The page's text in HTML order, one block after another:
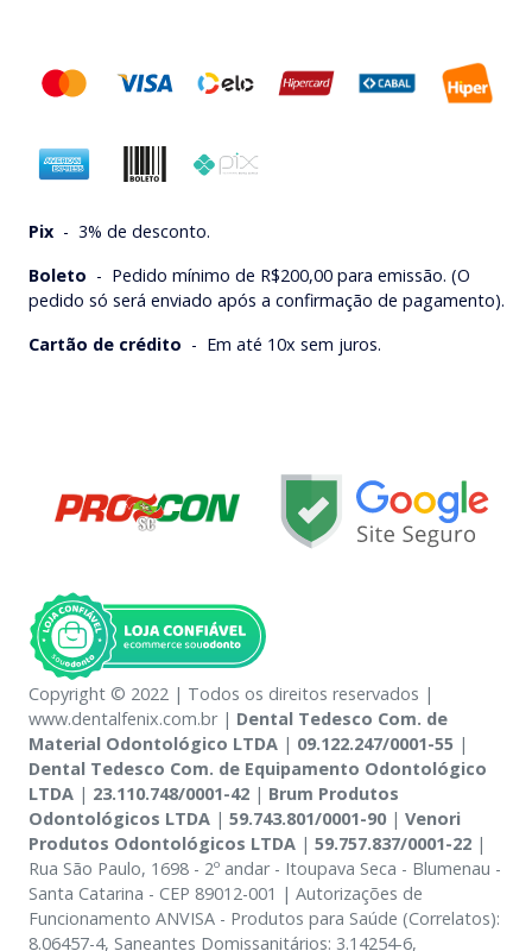
Pix - 3% de desconto.
Boleto - Pedido mínimo de R$200,00 para emissão. (O
pedido só será enviado após a confirmação de pagamento).
Cartão de crédito - Em até 10x sem juros.
Copyright © 2022 | Todos os direitos reservados |
www.dentalfenix.com.br | Dental Tedesco Com. de
Material Odontológico LTDA | 09.122.247/0001-55 |
Dental Tedesco Com. de Equipamento Odontológico
LTDA | 23.110.748/0001-42 | Brum Produtos
Odontológicos LTDA | 59.743.801/0001-90| Venori
Produtos Odontológicos LTDA | 59.757.837/0001-22 |
Rua São Paulo, 1698 - 2º andar - Itoupava Seca - Blumenau -
Santa Catarina - CEP 89012-001 | Autorizações de
Funcionamento ANVISA - Produtos para Saúde (Correlatos):
8.06457-4, Saneantes Domissanitários: 3.14254-6,